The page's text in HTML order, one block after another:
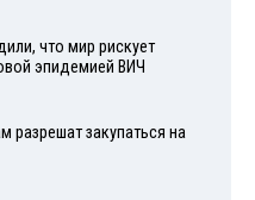
что мир рискует
эпидемией ВИЧ
разрешат закупаться на